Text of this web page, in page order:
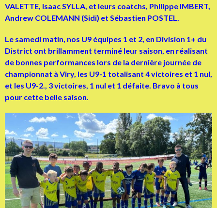
VALETTE, Isaac SYLLA, et leurs coatchs, Philippe IMBERT,
Andrew COLEMANN (Sidi) et Sébastien POSTEL.
Le samedi matin, nos U9 équipes 1 et 2, en Division 1+ du
District ont brillamment terminé leur saison, en réalisant
de bonnes performances lors de la dernière journée de
championnat à Viry, les U9-1 totalisant 4 victoires et 1 nul,
et les U9-2., 3 victoires, 1 nul et 1 défaite. Bravo à tous
pour cette belle saison.